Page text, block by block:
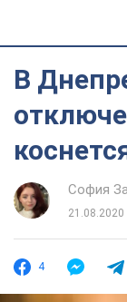
В
София
21.08.2020
4